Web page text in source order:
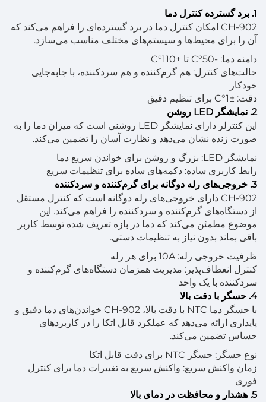
1. برد گسترده کنترل دما
CH-902 امکان کنترل دما در برد گسترده‌ای را فراهم می‌کند که
آن را برای محیط‌ها و سیستم‌های مختلف مناسب می‌سازد.
دامنه دما: -50°C تا +110°C
حالت‌های کنترل: هم گرم‌کننده و هم سردکننده، با جابه‌جایی
خودکار
دقت: ±1°C برای تنظیم دقیق
2. نمایشگر LED روشن
این کنترلر دارای نمایشگر LED روشنی است که میزان دما را به
صورت زنده نشان می‌دهد و نظارت آسان را تضمین می‌کند.
نمایشگر LED: بزرگ و روشن برای خواندن سریع دما
رابط کاربری ساده: دکمه‌های ساده برای تنظیمات سریع
3. خروجی‌های رله دوگانه برای گرم‌کننده و سردکننده
CH-902 دارای خروجی‌های رله دوگانه است که کنترل مستقل
از دستگاه‌های گرم‌کننده و سردکننده را فراهم می‌کند. این
موضوع مطمئن می‌کند که دما در بازه تعریف شده توسط کاربر
باقی بماند بدون نیاز به تنظیمات دستی.
ظرفیت خروجی رله: 10A برای هر رله
کنترل انعطاف‌پذیر: مدیریت همزمان دستگاه‌های گرم‌کننده و
سردکننده با یک واحد
4. حسگر با دقت بالا
با حسگر دما NTC با دقت بالا، CH-902 خواندن‌های دما دقیق و
پایداری ارائه می‌دهد که عملکرد قابل اتکا را در کاربردهای
حساس تضمین می‌کند.
نوع حسگر: حسگر NTC برای دقت قابل اتکا
زمان واکنش سریع: واکنش سریع به تغییرات دما برای کنترل
فوری
5. هشدار و محافظت در دمای بالا